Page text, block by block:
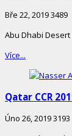
Bře 22, 20193489
Abu Dhabi
Více...
Qatar CCR
Úno 26, 20193193